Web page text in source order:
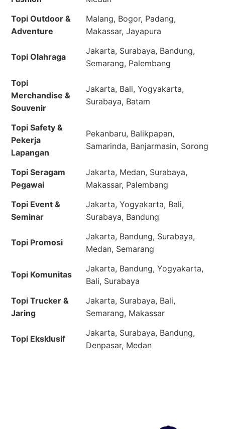
Topi Outdoor &
Adventure
Malang, Bogor, Padang,
Makassar, Jayapura
Topi Olahraga
Jakarta, Surabaya, Bandung,
Semarang, Palembang
Topi
Merchandise &
Souvenir
Jakarta, Bali, Yogyakarta,
Surabaya, Batam
Topi Safety &
Pekerja
Lapangan
Pekanbaru, Balikpapan,
Samarinda, Banjarmasin, Sorong
Topi Seragam
Pegawai
Jakarta, Medan, Surabaya,
Makassar, Palembang
Topi Event &
Seminar
Jakarta, Yogyakarta, Bali,
Surabaya, Bandung
Topi Promosi
Jakarta, Bandung, Surabaya,
Medan, Semarang
Topi Komunitas
Jakarta, Bandung, Yogyakarta,
Bali, Surabaya
Topi Trucker &
Jaring
Jakarta, Surabaya, Bali,
Semarang, Makassar
Topi Eksklusif
Jakarta, Surabaya, Bandung,
Denpasar, Medan